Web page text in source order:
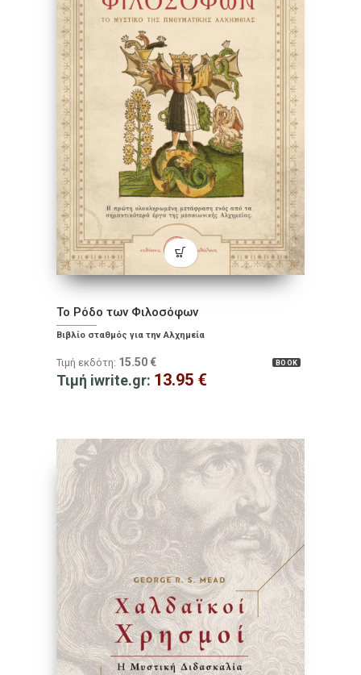
Το Ρόδο των Φιλοσόφων
Βιβλίο σταθμός για την Αλχημεία
BOOK
Τιμή εκδότη: 15.50 €
Τιμή iwrite.gr: 13.95 €